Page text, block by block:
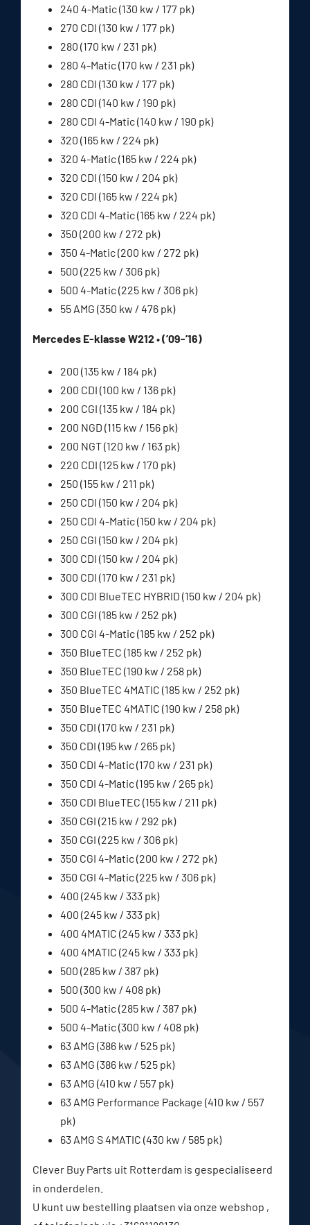
240 4-Matic (130 kw / 177 pk)
270 CDI (130 kw / 177 pk)
280 (170 kw / 231 pk)
280 4-Matic (170 kw / 231 pk)
280 CDI (130 kw / 177 pk)
280 CDI (140 kw / 190 pk)
280 CDI 4-Matic (140 kw / 190 pk)
320 (165 kw / 224 pk)
320 4-Matic (165 kw / 224 pk)
320 CDI (150 kw / 204 pk)
320 CDI (165 kw / 224 pk)
320 CDI 4-Matic (165 kw / 224 pk)
350 (200 kw / 272 pk)
350 4-Matic (200 kw / 272 pk)
500 (225 kw / 306 pk)
500 4-Matic (225 kw / 306 pk)
55 AMG (350 kw / 476 pk)
Mercedes E-klasse W212 • (’09-’16)
200 (135 kw / 184 pk)
200 CDI (100 kw / 136 pk)
200 CGI (135 kw / 184 pk)
200 NGD (115 kw / 156 pk)
200 NGT (120 kw / 163 pk)
220 CDI (125 kw / 170 pk)
250 (155 kw / 211 pk)
250 CDI (150 kw / 204 pk)
250 CDI 4-Matic (150 kw / 204 pk)
250 CGI (150 kw / 204 pk)
300 CDI (150 kw / 204 pk)
300 CDI (170 kw / 231 pk)
300 CDI BlueTEC HYBRID (150 kw / 204 pk)
300 CGI (185 kw / 252 pk)
300 CGI 4-Matic (185 kw / 252 pk)
350 BlueTEC (185 kw / 252 pk)
350 BlueTEC (190 kw / 258 pk)
350 BlueTEC 4MATIC (185 kw / 252 pk)
350 BlueTEC 4MATIC (190 kw / 258 pk)
350 CDI (170 kw / 231 pk)
350 CDI (195 kw / 265 pk)
350 CDI 4-Matic (170 kw / 231 pk)
350 CDI 4-Matic (195 kw / 265 pk)
350 CDI BlueTEC (155 kw / 211 pk)
350 CGI (215 kw / 292 pk)
350 CGI (225 kw / 306 pk)
350 CGI 4-Matic (200 kw / 272 pk)
350 CGI 4-Matic (225 kw / 306 pk)
400 (245 kw / 333 pk)
400 (245 kw / 333 pk)
400 4MATIC (245 kw / 333 pk)
400 4MATIC (245 kw / 333 pk)
500 (285 kw / 387 pk)
500 (300 kw / 408 pk)
500 4-Matic (285 kw / 387 pk)
500 4-Matic (300 kw / 408 pk)
63 AMG (386 kw / 525 pk)
63 AMG (386 kw / 525 pk)
63 AMG (410 kw / 557 pk)
63 AMG Performance Package (410 kw / 557
pk)
63 AMG S 4MATIC (430 kw / 585 pk)
Clever Buy Parts uit Rotterdam is gespecialiseerd
in onderdelen.
U kunt uw bestelling plaatsen via onze webshop ,